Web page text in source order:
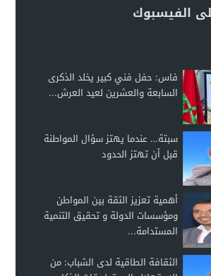
الفيسبوك
فاس: حفل فني كبير يخلد الذكرى
السابعة والعشرين لعيد العرش...
سبتة… عندما يهتز سؤال المواطنة
قبل أن تهتز الحدود
أهمية تعزيز الثقة بين المواطن
ومؤسسات الدولة و تحقيق التنمية
المستدامة...
الثقافة الطاقية لدى الشباب: من